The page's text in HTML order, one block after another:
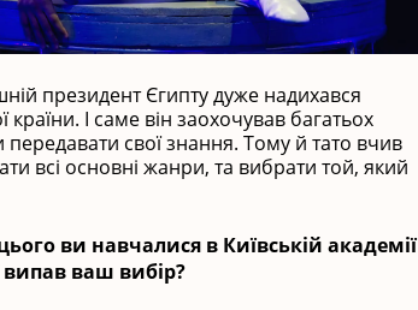
президент Єгипту дуже надихався
І саме він заохочував багатьох
передавати свої знання. Тому й тато вчив
всі основні жанри, та вибрати той, який
ви навчалися в Київській академії
ваш вибір?